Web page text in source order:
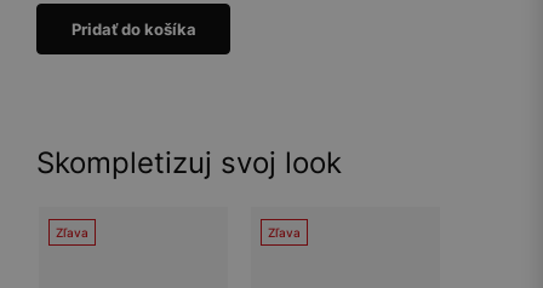
Pridať do košíka
Skompletizuj svoj look
Zľava Zľava